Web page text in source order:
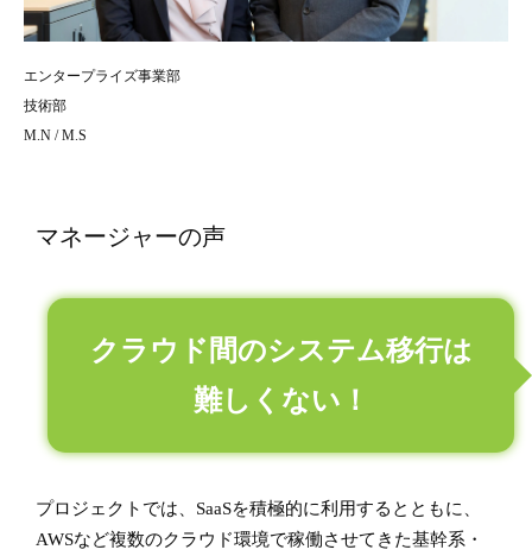
エンタープライズ事業部
技術部
M.N / M.S
マネージャーの声
クラウド間のシステム移行は
難しくない！
プロジェクトでは、SaaSを積極的に利用するとともに、
AWSなど複数のクラウド環境で稼働させてきた基幹系・